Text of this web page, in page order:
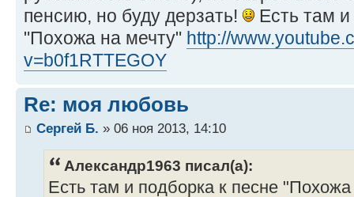
пенсию, но буду дерзать!
Есть там
"Похожа на мечту" http://
v=b0f1RTTEGOY
Re: моя любовь
Сергей Б. » 06 ноя 2013, 14:10
Александр1963 писал(а):
Есть там и подборка к песне